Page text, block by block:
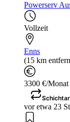
Powerserv
Vollzeit
Enns
(15 km
3300 €/Monat
vor etwa 23